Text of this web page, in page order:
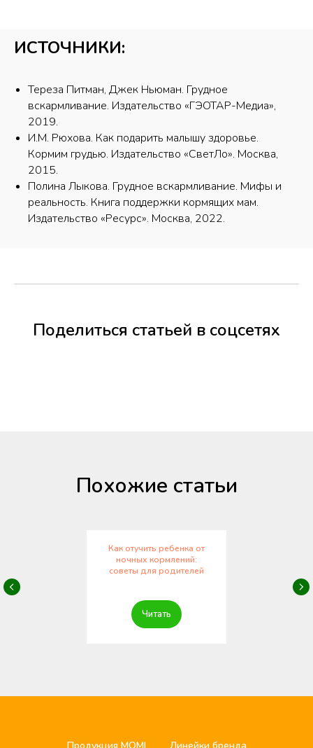
ИСТОЧНИКИ:
Тереза Питман, Джек Ньюман. Грудное
вскармливание. Издательство «ГЭОТАР-Медиа»,
2019.
И.М. Рюхова. Как подарить малышу здоровье.
Кормим грудью. Издательство «СветЛо». Москва,
2015.
Полина Лыкова. Грудное вскармливание. Мифы и
реальность. Книга поддержки кормящих мам.
Издательство «Ресурс». Москва, 2022.
Поделиться статьей в соцсетях
Похожие статьи
Как отучить ребенка от
ночных кормлений:
советы для родителей
Читать